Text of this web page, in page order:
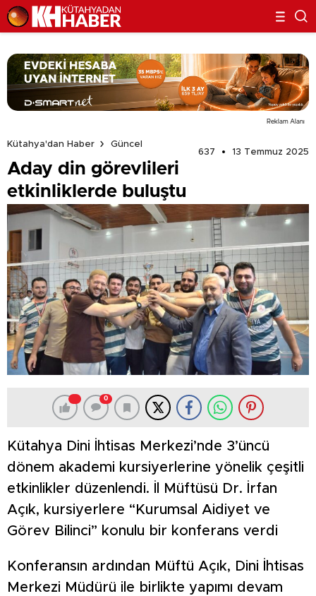
Reklam Alanı
Kütahya'dan Haber
Güncel
637
13 Temmuz 2025
Aday din görevlileri
etkinliklerde buluştu
0
Kütahya Dini İhtisas Merkezi’nde 3’üncü
dönem akademi kursiyerlerine yönelik çeşitli
etkinlikler düzenlendi. İl Müftüsü Dr. İrfan
Açık, kursiyerlere “Kurumsal Aidiyet ve
Görev Bilinci” konulu bir konferans verdi
Konferansın ardından Müftü Açık, Dini İhtisas
Merkezi Müdürü ile birlikte yapımı devam